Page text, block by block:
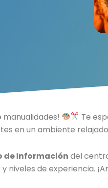
Te
en un ambiente
de Información del
niveles de experiencia.